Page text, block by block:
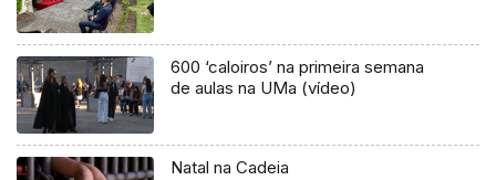
600 ‘caloiros’ na primeira semana
de aulas na UMa (vídeo)
Natal na Cadeia